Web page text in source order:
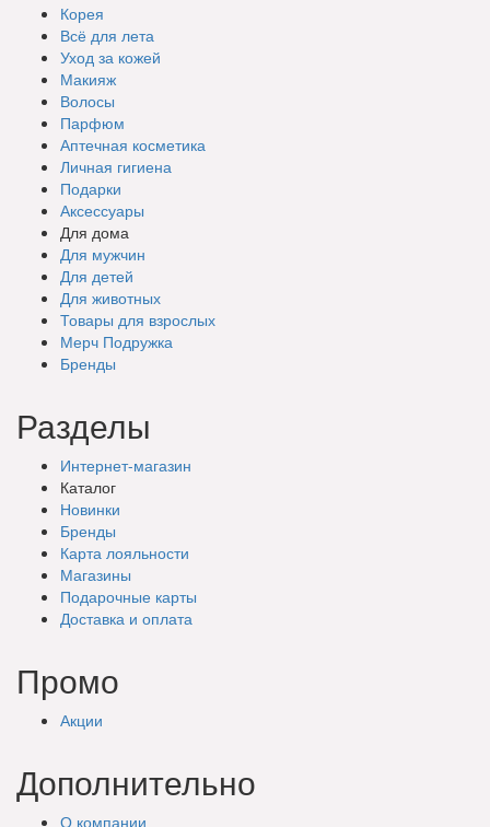
Корея
Всё для лета
Уход за кожей
Макияж
Волосы
Парфюм
Аптечная косметика
Личная гигиена
Подарки
Аксессуары
Для дома
Для мужчин
Для детей
Для животных
Товары для взрослых
Мерч Подружка
Бренды
Разделы
Интернет-магазин
Каталог
Новинки
Бренды
Карта лояльности
Магазины
Подарочные карты
Доставка и оплата
Промо
Акции
Дополнительно
О компании